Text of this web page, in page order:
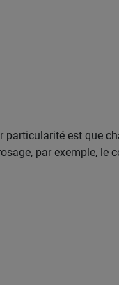
est que
par exemple, le